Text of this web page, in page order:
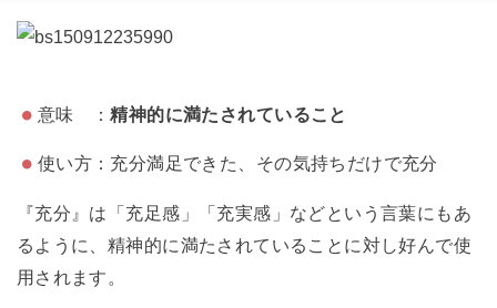
意味 ：精神的に満たされていること
使い方：充分満足できた、その気持ちだけで充分
『充分』は「充足感」「充実感」などという言葉にもあ
るように、精神的に満たされていることに対し好んで使
用されます。